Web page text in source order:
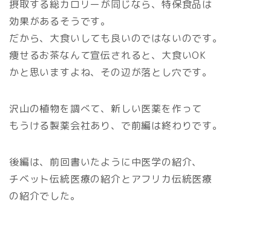
摂取する総カロリーが同じなら、特保食品は
効果があるそうです。
だから、大食いしても良いのではないのです。
痩せるお茶なんて宣伝されると、大食いOK
かと思いますよね、その辺が落とし穴です。
沢山の植物を調べて、新しい医薬を作って
もうける製薬会社あり、で前編は終わりです。
後編は、前回書いたように中医学の紹介、
チベット伝統医療の紹介とアフリカ伝統医療
の紹介でした。